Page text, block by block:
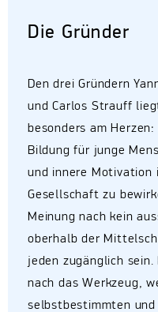
Die Gründer
Den drei Gründern
und Carlos Strauff
besonders am Herzen:
Bildung für junge
und innere Motivation
Gesellschaft zu
Meinung nach kein
oberhalb der
jeden zugänglich
nach das Werkzeug,
selbstbestimmten